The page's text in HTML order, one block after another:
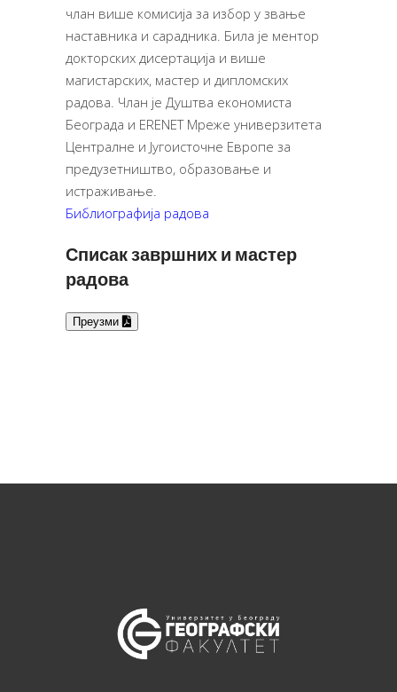
члан више комисија за избор у звање
наставника и сарадника. Била је ментор
докторских дисертација и више
магистарских, мастер и дипломских
радова. Члан је Душтва економиста
Београда и ERENET Мреже универзитета
Централне и Југоисточне Европе за
предузетништво, образовање и
истраживање.
Библиографија радова
Списак завршних и мастер
радова
Преузми